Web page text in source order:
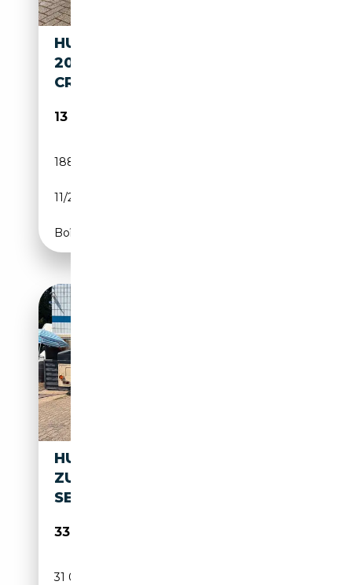
HUMMER H3 3.5 EXECUTIVE
2005 , AUTOMAAT, AIRCO,
CRUISE, ELEC
13 495€
188 928 km
11/2005
Boîte automatique
HUMMER H1 OLDTIMER H-
ZULASSUNG TÜV 12-27
SEILWINDE
33 500€
31 000 km